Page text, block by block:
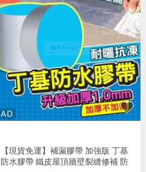
AD
【現貨免運】補漏膠帶 加強版 丁基
防水膠帶 鐵皮屋頂牆壁裂縫修補 防